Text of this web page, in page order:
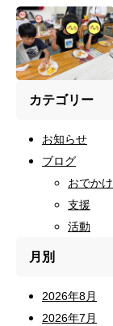
カテゴリー
お知らせ
ブログ
おでかけ
支援
活動
月別
2026年8月
2026年7月